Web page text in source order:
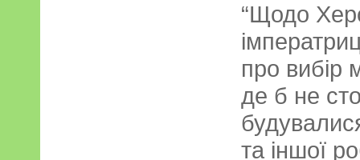
“Щодо
про вибір
де б не
та іншої